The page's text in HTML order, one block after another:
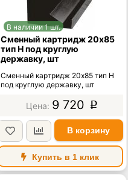
В наличии 1 шт.
Сменный картридж 20х85
тип H под круглую
державку, шт
Сменный картридж 20х85 тип H
под круглую державку, шт
9 720 p
В корзину
Купить в 1 клик